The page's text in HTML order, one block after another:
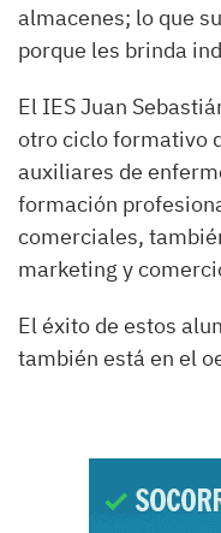
almacenes; lo que
porque les brinda
El IES Juan
otro ciclo formativo
auxiliares de
formación
comerciales,
marketing y
El éxito de estos
también está en el